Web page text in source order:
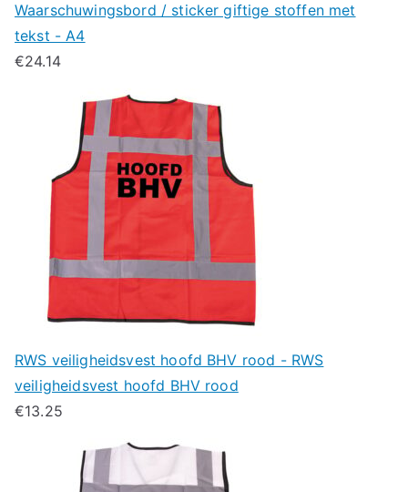
Waarschuwingsbord / sticker giftige stoffen met
tekst - A4
€24.14
RWS veiligheidsvest hoofd BHV rood - RWS
veiligheidsvest hoofd BHV rood
€13.25